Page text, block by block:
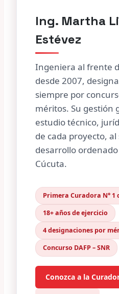
Ing. Martha
Estévez
Ingeniera al frente
desde 2007,
siempre por
méritos. Su gestión
estudio técnico,
de cada proyecto, al
desarrollo ordenado
Cúcuta.
Primera Curadora N° 1
18+ años de ejercicio
4 designaciones por
Concurso DAFP – SNR
Conozca a la